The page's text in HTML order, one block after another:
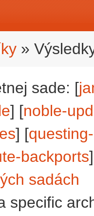
»
sade: [
] [noble-
] [
backports
sadách
specific